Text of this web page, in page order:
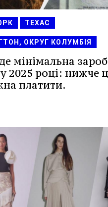
ТЕХАС
ОКРУГ КОЛУМБІЯ
мінімальна
2025 році: нижче
платити.